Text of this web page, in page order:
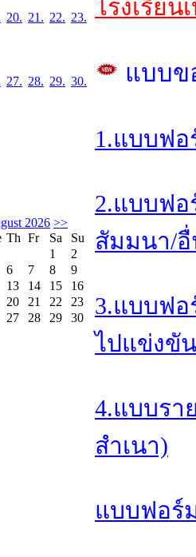
20. 21. 22. 23.
27. 28. 29. 30.
2026 >>
Th Fr Sa
Su
1
2
6 7 8
9
13 14 15
16
20 21 22
23
27 28 29
30
โรงเรีย
แบบข
1.แบบฟ
2.แบบฟอ
สัมมนา/
3.แบบฟอ
ไปแข่งขั
4.แบบรา
สำเนา)
แบบฟอร์